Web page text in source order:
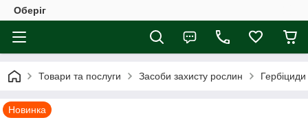
Оберіг
Товари та послуги Засоби захисту рослин Гербіциди
Новинка